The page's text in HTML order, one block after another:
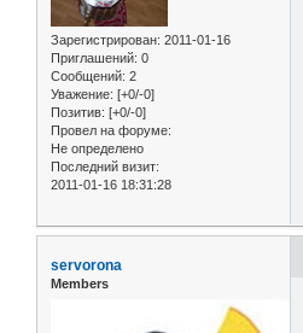
Зарегистрирован: 2011-01-16
Приглашений: 0
Сообщений: 2
Уважение: [+0/-0]
Позитив: [+0/-0]
Провел на форуме:
Не определено
Последний визит:
2011-01-16 18:31:28
servorona
Members